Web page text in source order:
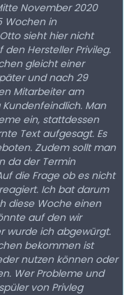
November 2020
Wochen in
sieht hier nicht
Hersteller Privileg.
gleicht einer
und nach 29
Mitarbeiter am
Man
ein, stattdessen
Text aufgesagt. Es
Zudem sollt man
da der Termin
die Frage ob es nicht
Ich bat darum
diese Woche einen
auf den wir
wurde ich abgewürgt.
bekommen ist
nutzen können oder
Wer Probleme und
von Privleg